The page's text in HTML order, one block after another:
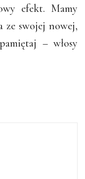
efekt. Mamy
ze swojej nowej,
– włosy